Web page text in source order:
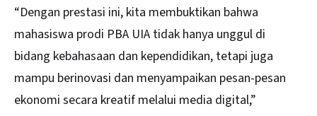
“Dengan prestasi ini, kita membuktikan bahwa
mahasiswa prodi PBA UIA tidak hanya unggul di
bidang kebahasaan dan kependidikan, tetapi juga
mampu berinovasi dan menyampaikan pesan-pesan
ekonomi secara kreatif melalui media digital,”